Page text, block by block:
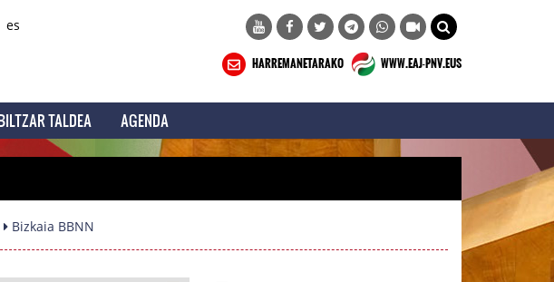
es
HARREMANETARAKO WWW.EAJ-PNV.EUS
TALDEA AGENDA
Bizkaia BBNN